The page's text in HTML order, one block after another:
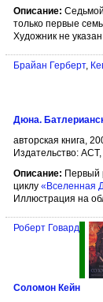
Описание:
только первые
Художник не
Брайан Герберт,
Дюна.
авторская книга,
Издательство:
Описание: Первый
циклу «Вселенная
Иллюстрация на
Роберт Говард
Соломон Кейн